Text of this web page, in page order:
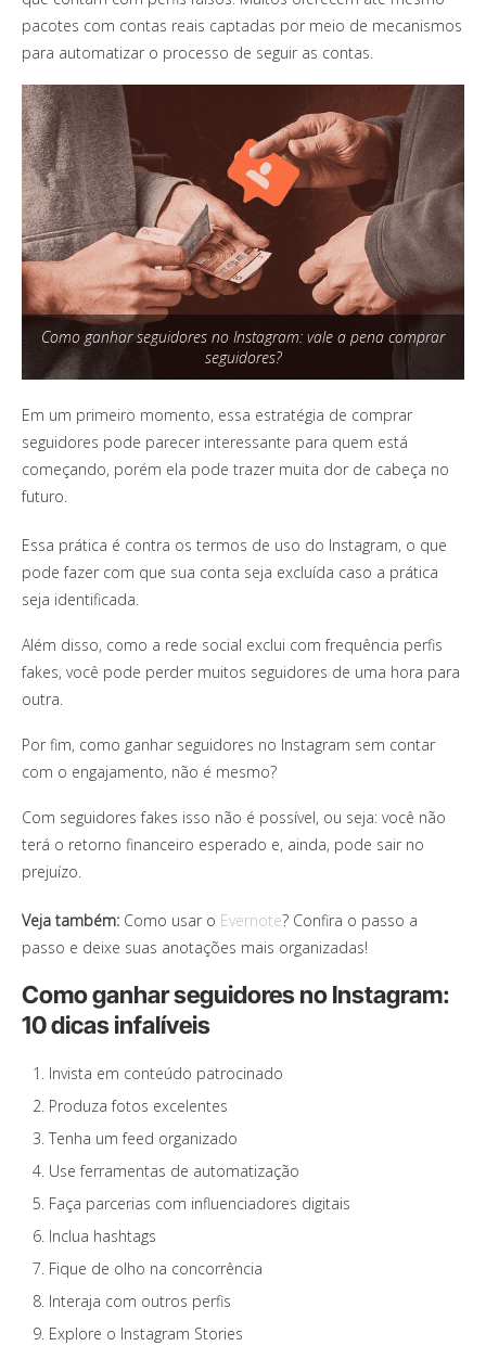
pacotes com contas reais captadas por meio de mecanismos
para automatizar o processo de seguir as contas.
Como ganhar seguidores no Instagram: vale a pena comprar
seguidores?
Em um primeiro momento, essa estratégia de comprar
seguidores pode parecer interessante para quem está
começando, porém ela pode trazer muita dor de cabeça no
futuro.
Essa prática é contra os termos de uso do Instagram, o que
pode fazer com que sua conta seja excluída caso a prática
seja identificada.
Além disso, como a rede social exclui com frequência perfis
fakes, você pode perder muitos seguidores de uma hora para
outra.
Por fim, como ganhar seguidores no Instagram sem contar
com o engajamento, não é mesmo?
Com seguidores fakes isso não é possível, ou seja: você não
terá o retorno financeiro esperado e, ainda, pode sair no
prejuízo.
Veja também: Como usar o Evernote? Confira o passo a
passo e deixe suas anotações mais organizadas!
Como ganhar seguidores no Instagram:
10 dicas infalíveis
Invista em conteúdo patrocinado
Produza fotos excelentes
Tenha um feed organizado
Use ferramentas de automatização
Faça parcerias com influenciadores digitais
Inclua hashtags
Fique de olho na concorrência
Interaja com outros perfis
Explore o Instagram Stories